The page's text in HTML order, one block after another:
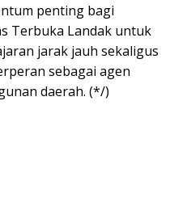
penting bagi
Terbuka Landak untuk
jarak jauh sekaligus
sebagai agen
daerah. (*/)